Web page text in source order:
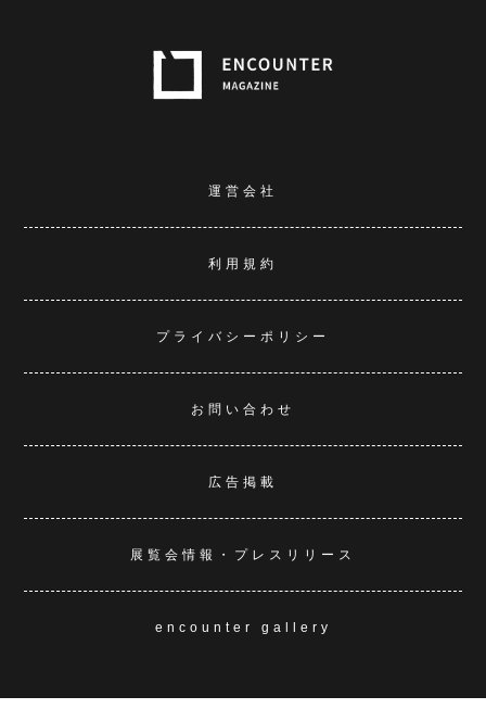
運営会社
利用規約
プライバシーポリシー
お問い合わせ
広告掲載
展覧会情報・プレスリリース
encounter gallery